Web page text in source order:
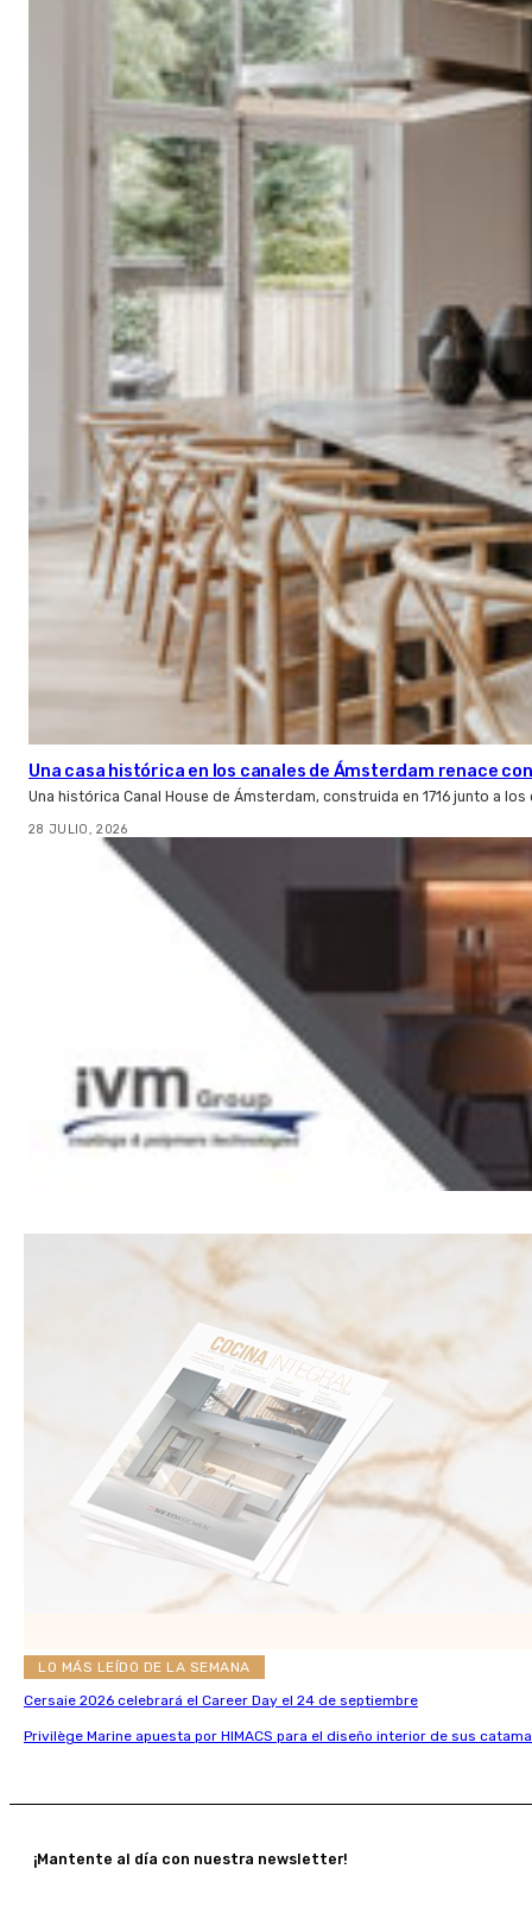
Una casa histórica en los canales de Ámsterdam renace
Una histórica Canal House de Ámsterdam, construida en 1716 junto a
28 JULIO, 2026
LO MÁS LEÍDO DE LA SEMANA
Cersaie 2026 celebrará el Career Day el 24 de septiembre
Privilège Marine apuesta por HIMACS para el diseño interior de sus
¡Mantente al día con nuestra newsletter!